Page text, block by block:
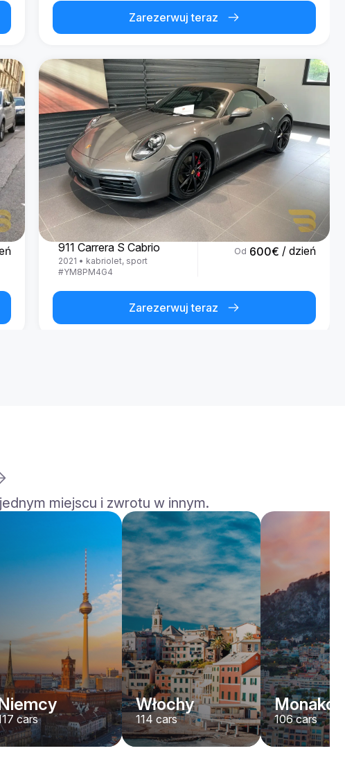
Zarezerwuj teraz
Porsche
911 Carrera S Cabrio
2021 • kabriolet, sport
#YM8PM4G4
Od 600€ / dzień
Zarezerwuj teraz
Rolls-Royce
2022•kabriolet
YJPXZKDA
Od 2200
Zarezerwuj teraz
miejscu i zwrotu w innym.
cars
Włochy
114 cars
Monako
106cars